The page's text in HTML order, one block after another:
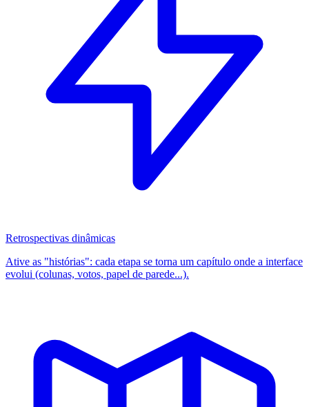
Retrospectivas dinâmicas
Ative as "histórias": cada etapa se torna um capítulo onde a interface
evolui (colunas, votos, papel de parede...).